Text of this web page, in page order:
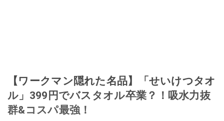
【ワークマン隠れた名品】「せいけつタオ
ル」399円でバスタオル卒業？！吸水力抜
群&コスパ最強！